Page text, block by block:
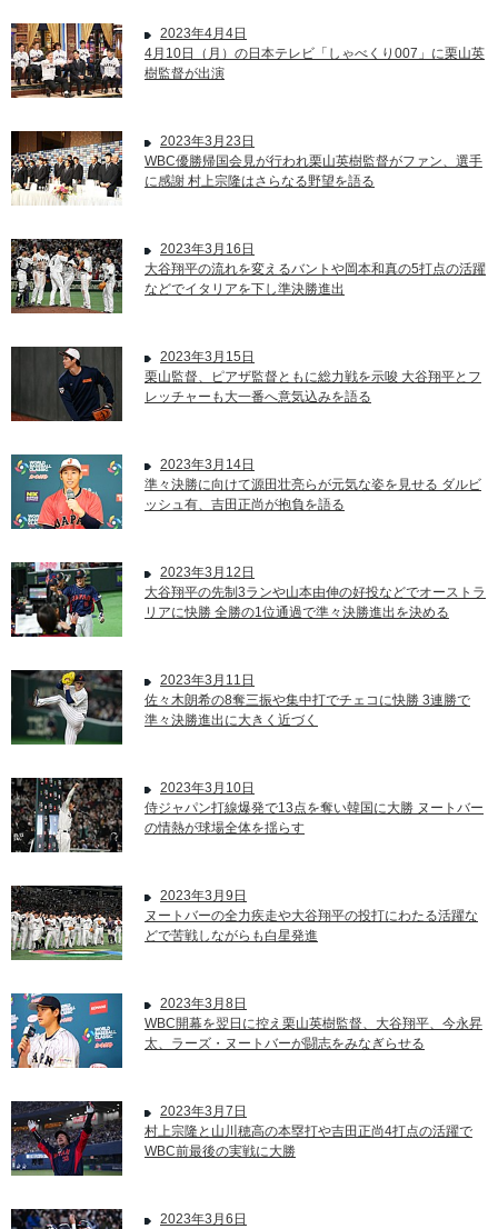
2023年4月4日
4月10日（月）の日本テレビ「しゃべくり007」に栗山英
樹監督が出演
2023年3月23日
WBC優勝帰国会見が行われ栗山英樹監督がファン、選手
に感謝 村上宗隆はさらなる野望を語る
2023年3月16日
大谷翔平の流れを変えるバントや岡本和真の5打点の活躍
などでイタリアを下し準決勝進出
2023年3月15日
栗山監督、ピアザ監督ともに総力戦を示唆 大谷翔平とフ
レッチャーも大一番へ意気込みを語る
2023年3月14日
準々決勝に向けて源田壮亮らが元気な姿を見せる ダルビ
ッシュ有、吉田正尚が抱負を語る
2023年3月12日
大谷翔平の先制3ランや山本由伸の好投などでオーストラ
リアに快勝 全勝の1位通過で準々決勝進出を決める
2023年3月11日
佐々木朗希の8奪三振や集中打でチェコに快勝 3連勝で
準々決勝進出に大きく近づく
2023年3月10日
侍ジャパン打線爆発で13点を奪い韓国に大勝 ヌートバー
の情熱が球場全体を揺らす
2023年3月9日
ヌートバーの全力疾走や大谷翔平の投打にわたる活躍な
どで苦戦しながらも白星発進
2023年3月8日
WBC開幕を翌日に控え栗山英樹監督、大谷翔平、今永昇
太、ラーズ・ヌートバーが闘志をみなぎらせる
2023年3月7日
村上宗隆と山川穂高の本塁打や吉田正尚4打点の活躍で
WBC前最後の実戦に大勝
2023年3月6日